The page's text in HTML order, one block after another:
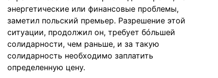
энергетические или финансовые проблемы,
заметил польский премьер. Разрешение этой
ситуации, продолжил он, требует бóльшей
солидарности, чем раньше, и за такую
солидарность необходимо заплатить
определенную цену.